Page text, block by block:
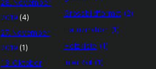
28. November
2019 (4)
27. November
2019 (1)
13. Oktober
Grossbildformat (2)
Halluzination (1)
Holzkiste (1)
InterRail (1)